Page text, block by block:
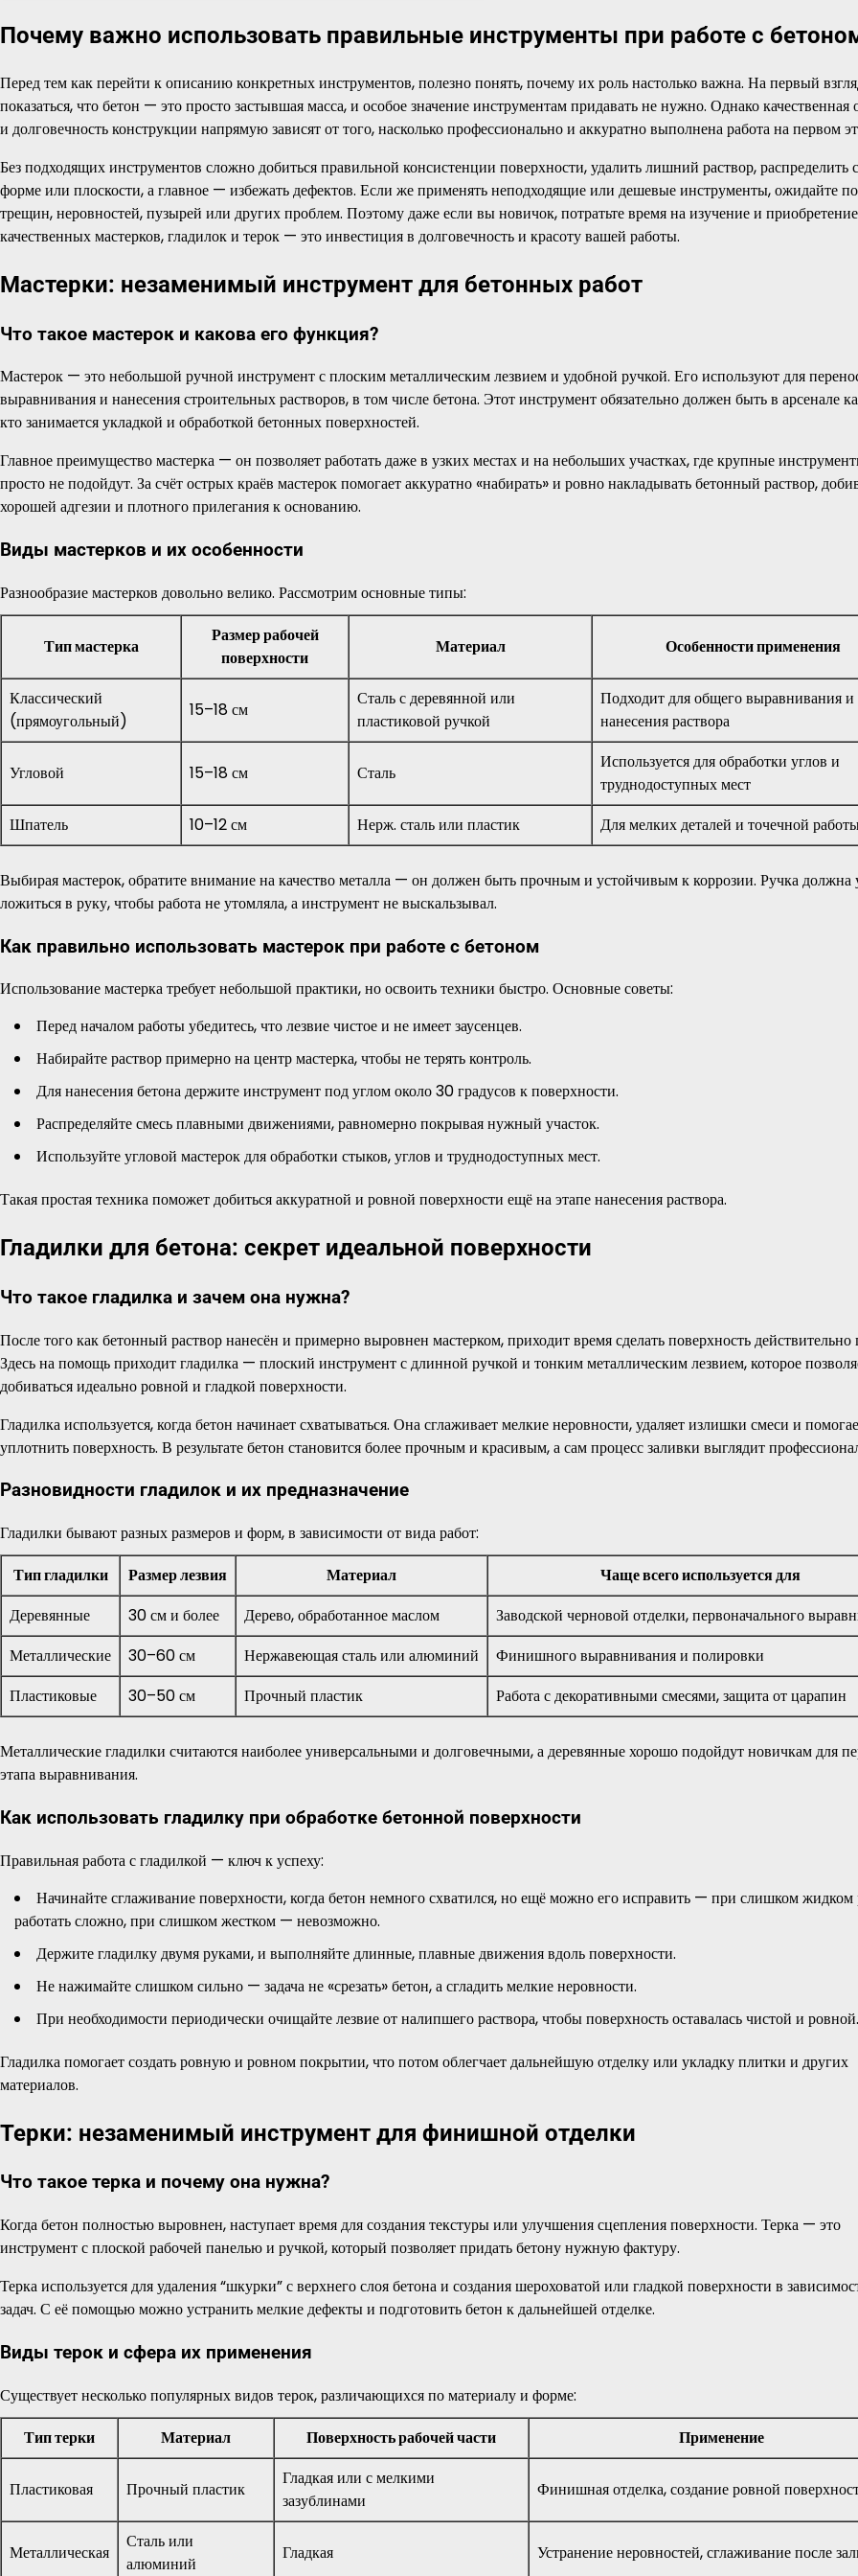
Почему важно использовать правильные инструменты при работе с
Перед тем как перейти к описанию конкретных инструментов, полезно понять, почему их роль настолько важна. На первый
показаться, что бетон — это просто застывшая масса, и особое значение инструментам придавать не нужно. Однако качественная
и долговечность конструкции напрямую зависят от того, насколько профессионально и аккуратно выполнена работа на первом
Без подходящих инструментов сложно добиться правильной консистенции поверхности, удалить лишний раствор, распределить
форме или плоскости, а главное — избежать дефектов. Если же применять неподходящие или дешевые инструменты, ожидайте
трещин, неровностей, пузырей или других проблем. Поэтому даже если вы новичок, потратьте время на изучение и приобретение
качественных мастерков, гладилок и терок — это инвестиция в долговечность и красоту вашей работы.
Мастерки: незаменимый инструмент для бетонных работ
Что такое мастерок и какова его функция?
Мастерок — это небольшой ручной инструмент с плоским металлическим лезвием и удобной ручкой. Его используют для
выравнивания и нанесения строительных растворов, в том числе бетона. Этот инструмент обязательно должен быть в арсенале
кто занимается укладкой и обработкой бетонных поверхностей.
Главное преимущество мастерка — он позволяет работать даже в узких местах и на небольших участках, где крупные
просто не подойдут. За счёт острых краёв мастерок помогает аккуратно «набирать» и ровно накладывать бетонный раствор,
хорошей адгезии и плотного прилегания к основанию.
Виды мастерков и их особенности
Разнообразие мастерков довольно велико. Рассмотрим основные типы:
Тип мастерка
Размер рабочей
поверхности
Материал Особенности применения
Классический
(прямоугольный)
15–18 см
Сталь с деревянной или
пластиковой ручкой
Подходит для общего выравнивания и
нанесения раствора
Угловой 15–18 см Сталь
Используется для обработки углов и
труднодоступных мест
Шпатель
10–12 см Нерж. сталь или пластик Для мелких деталей и точечной
Выбирая мастерок, обратите внимание на качество металла — он должен быть прочным и устойчивым к коррозии. Ручка должна
ложиться в руку, чтобы работа не утомляла, а инструмент не выскальзывал.
Как правильно использовать мастерок при работе с бетоном
Использование мастерка требует небольшой практики, но освоить техники быстро. Основные советы:
Перед началом работы убедитесь, что лезвие чистое и не имеет заусенцев.
Набирайте раствор примерно на центр мастерка, чтобы не терять контроль.
Для нанесения бетона держите инструмент под углом около 30 градусов к поверхности.
Распределяйте смесь плавными движениями, равномерно покрывая нужный участок.
Используйте угловой мастерок для обработки стыков, углов и труднодоступных мест.
Такая простая техника поможет добиться аккуратной и ровной поверхности ещё на этапе нанесения раствора.
Гладилки для бетона: секрет идеальной поверхности
Что такое гладилка и зачем она нужна?
После того как бетонный раствор нанесён и примерно выровнен мастерком, приходит время сделать поверхность действительно
Здесь на помощь приходит гладилка — плоский инструмент с длинной ручкой и тонким металлическим лезвием, которое
добиваться идеально ровной и гладкой поверхности.
Гладилка используется, когда бетон начинает схватываться. Она сглаживает мелкие неровности, удаляет излишки смеси и
уплотнить поверхность. В результате бетон становится более прочным и красивым, а сам процесс заливки выглядит
Разновидности гладилок и их предназначение
Гладилки бывают разных размеров и форм, в зависимости от вида работ:
Тип гладилки
Размер лезвия Материал
Чаще всего используется для
Деревянные
30 см и более Дерево, обработанное маслом
Заводской черновой отделки, первоначального
Металлические
30–60 см Нержавеющая сталь или алюминий
Финишного выравнивания и полировки
Пластиковые
30–50 см Прочный пластик Работа с декоративными смесями, защита от царапин
Металлические гладилки считаются наиболее универсальными и долговечными, а деревянные хорошо подойдут новичкам для
этапа выравнивания.
Как использовать гладилку при обработке бетонной поверхности
Правильная работа с гладилкой — ключ к успеху:
Начинайте сглаживание поверхности, когда бетон немного схватился, но ещё можно его исправить — при слишком жидком
работать сложно, при слишком жестком — невозможно.
Держите гладилку двумя руками, и выполняйте длинные, плавные движения вдоль поверхности.
Не нажимайте слишком сильно — задача не «срезать» бетон, а сгладить мелкие неровности.
При необходимости периодически очищайте лезвие от налипшего раствора, чтобы поверхность оставалась чистой и ровной.
Гладилка помогает создать ровную и ровном покрытии, что потом облегчает дальнейшую отделку или укладку плитки и других
материалов.
Терки: незаменимый инструмент для финишной отделки
Что такое терка и почему она нужна?
Когда бетон полностью выровнен, наступает время для создания текстуры или улучшения сцепления поверхности. Терка — это
инструмент с плоской рабочей панелью и ручкой, который позволяет придать бетону нужную фактуру.
Терка используется для удаления “шкурки” с верхнего слоя бетона и создания шероховатой или гладкой поверхности в
задач. С её помощью можно устранить мелкие дефекты и подготовить бетон к дальнейшей отделке.
Виды терок и сфера их применения
Существует несколько популярных видов терок, различающихся по материалу и форме:
Тип терки
Материал Поверхность рабочей части Применение
Пластиковая Прочный пластик
Гладкая или с мелкими
зазублинами
Финишная отделка, создание ровной
Металлическая
Сталь или
алюминий
Гладкая Устранение неровностей, сглаживание после